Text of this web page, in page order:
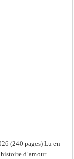
(240 pages) Lu en
d’amour